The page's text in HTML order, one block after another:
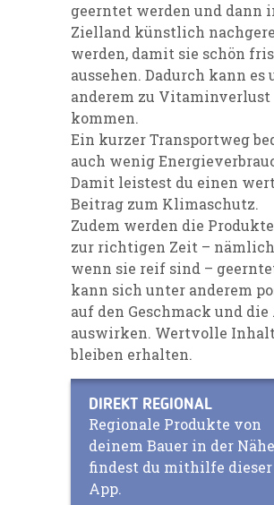
geerntet werden und dann
Zielland künstlich
werden, damit sie schön
aussehen. Dadurch kann es
anderem zu Vitaminverlust
kommen.
Ein kurzer Transportweg
auch wenig
Damit leistest du einen
Beitrag zum Klimaschutz.
Zudem werden die
zur richtigen Zeit –
wenn sie reif sind –
kann sich unter anderem
auf den Geschmack und die
auswirken. Wertvolle
bleiben erhalten.
DIREKT REGIONAL
Regionale Produkte von
deinem Bauer in der Nähe
findest du mithilfe dieser
App.